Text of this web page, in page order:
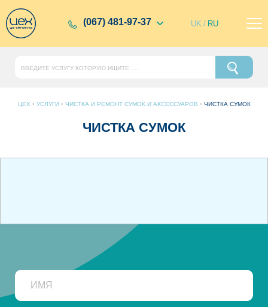
(067) 481-97-37 UK / RU
ЦЕХ • УСЛУГИ• ЧИСТКА И РЕМОНТ СУМОК И АКСЕССУАРОВ • ЧИСТКА СУМОК
ЧИСТКА СУМОК